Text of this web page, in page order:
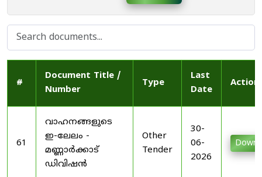
#
Document Title /
Number
Type
Last
Date
61
വാഹനങ്ങളുടെ
ഇ-ലേലം -
മണ്ണാർക്കാട്
ഡിവിഷൻ
Other
Tender
30-
06-
2026